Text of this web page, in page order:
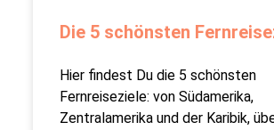
Die 5 schönsten
Hier findest Du die 5 schönsten
Fernreiseziele: von Südamerika,
Zentralamerika und der Karibik,